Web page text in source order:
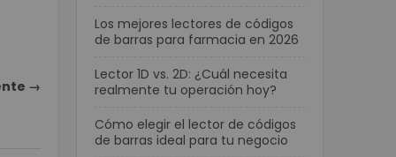
→
Los mejores lectores de códigos
de barras para farmacia en 2026
Lector 1D vs. 2D: ¿Cuál necesita
realmente tu operación hoy?
Cómo elegir el lector de códigos
de barras ideal para tu negocio